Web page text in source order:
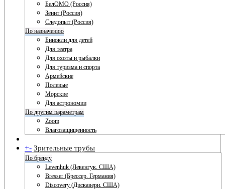
БелОМО (Россия)
Зенит (Россия)
Следопыт (Россия)
По назначению
Бинокли для детей
Для театра
Для охоты и рыбалки
Для туризма и спорта
Армейские
Полевые
Морские
Для астрономии
По другим параметрам
Zoom
Влагозащищенность
+- Зрительные трубы
По бренду
Levenhuk (Левенгук. США)
Bresser (Брессер. Германия)
Discovery (Дискавери. США)